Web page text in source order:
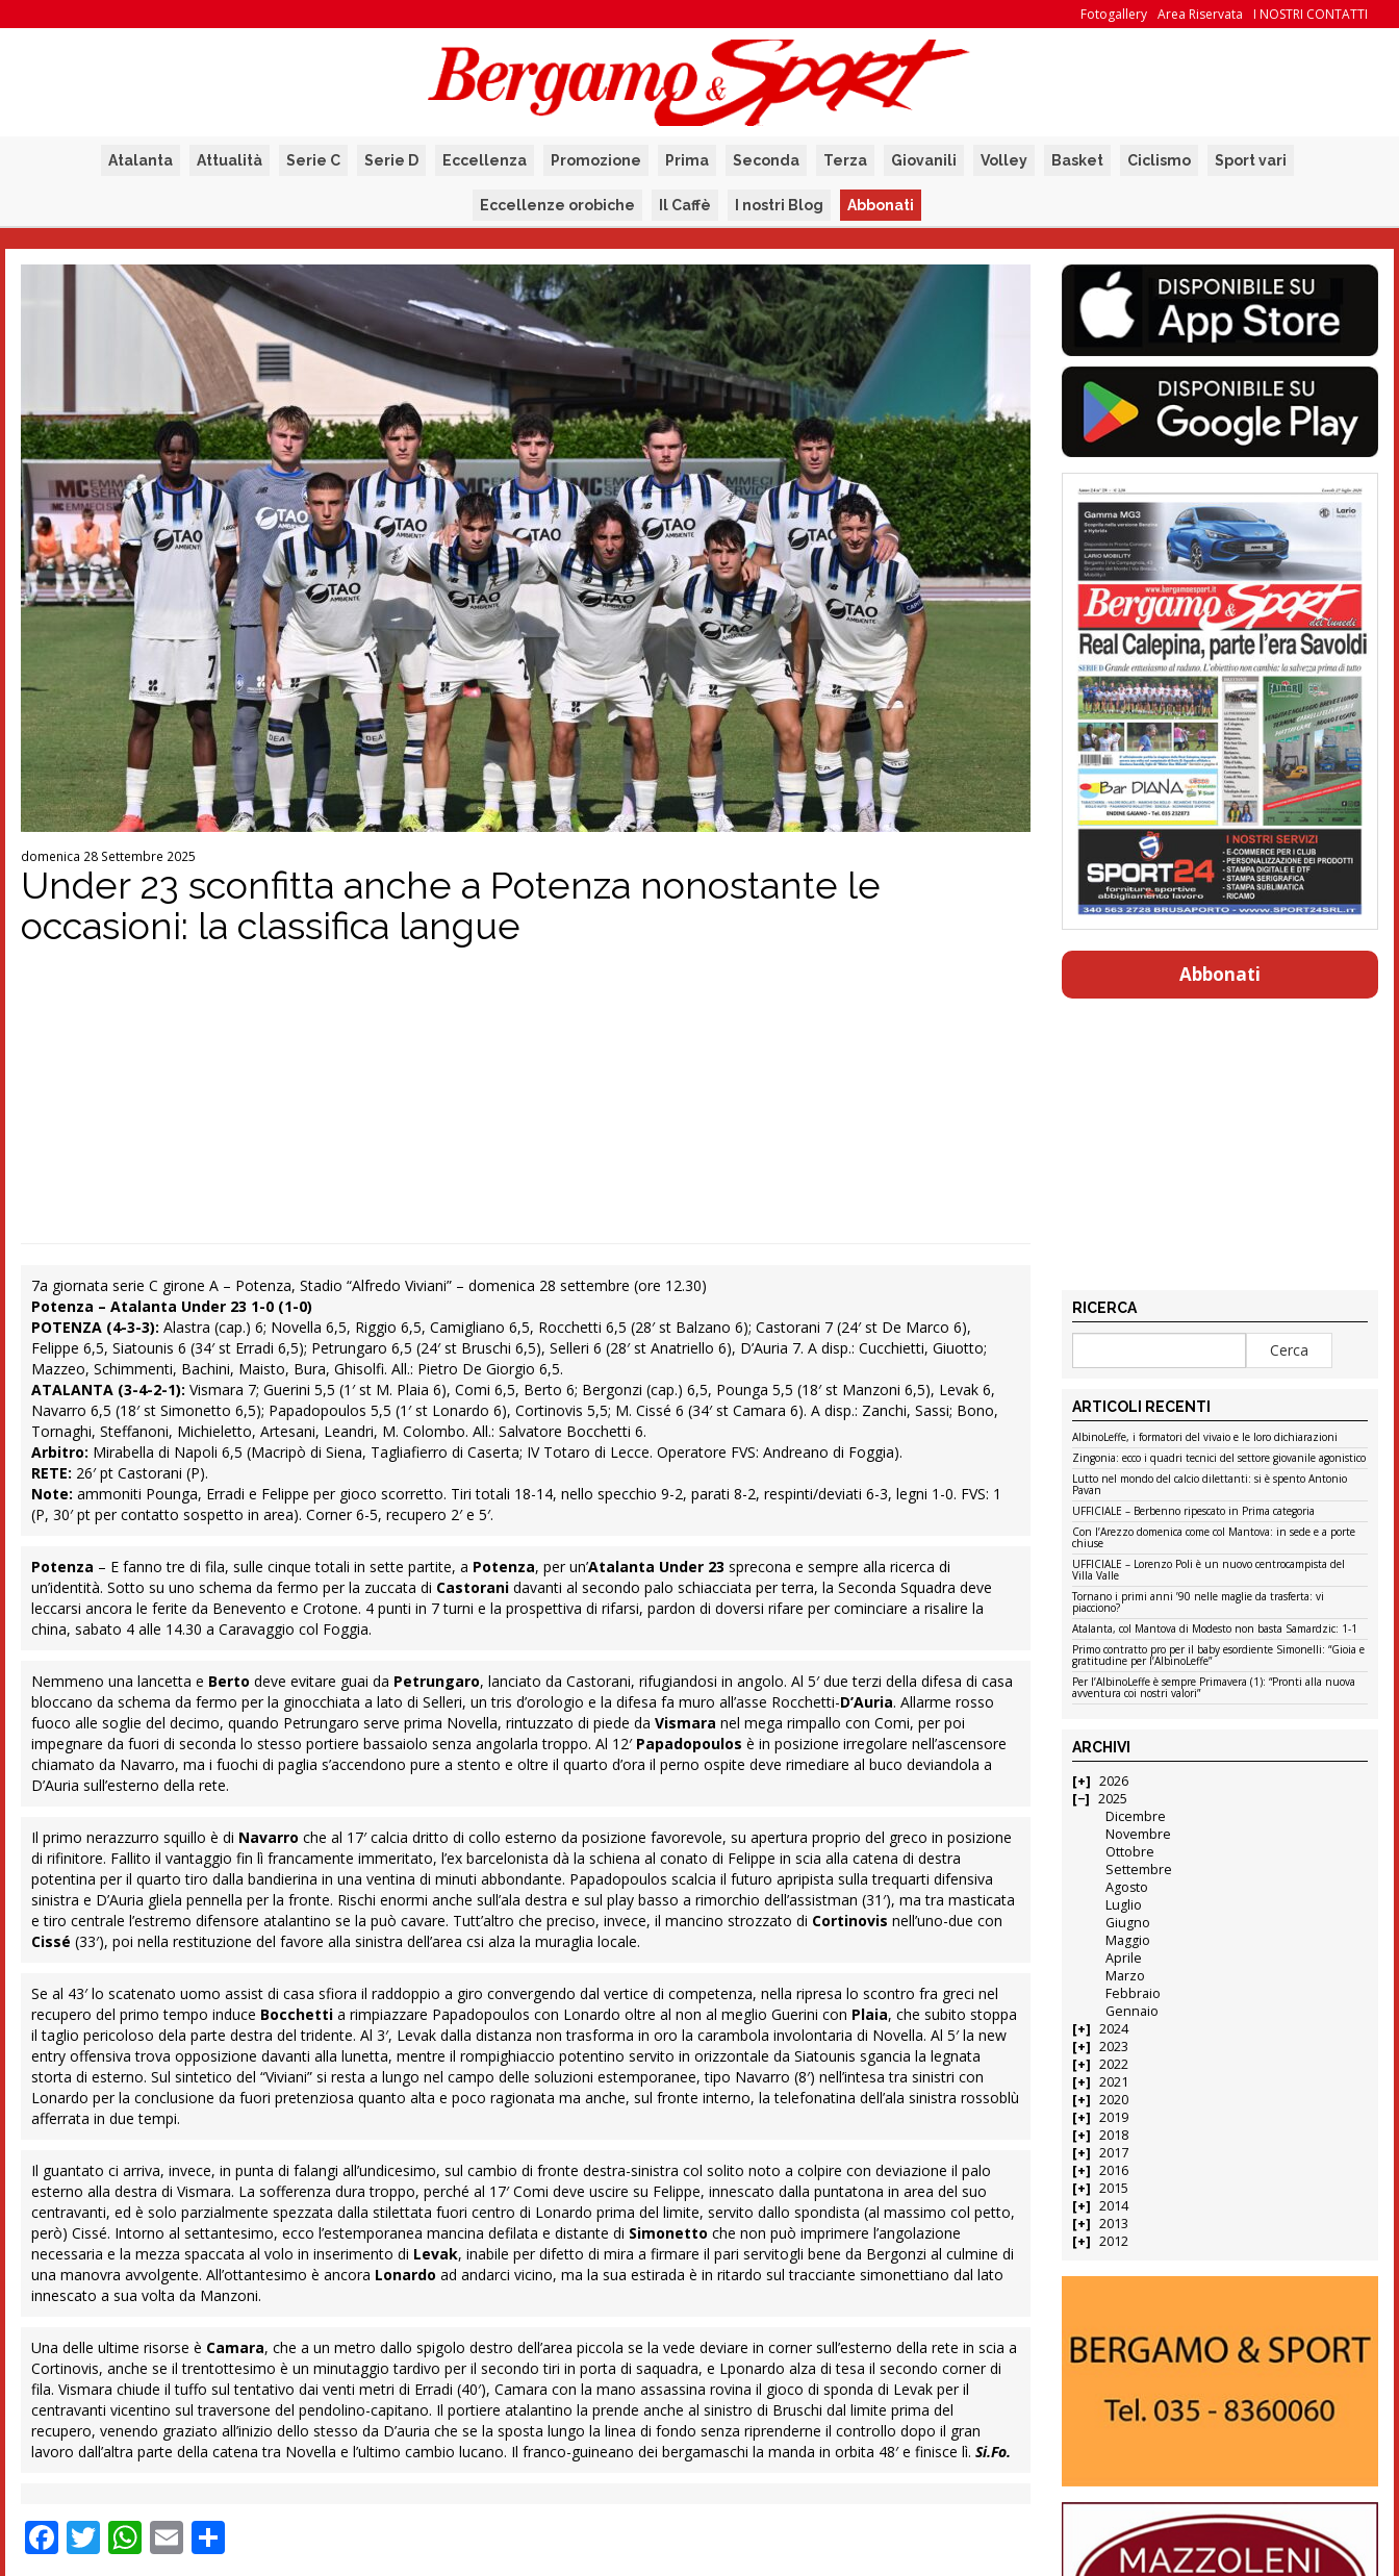
I NOSTRI CONTATTI
Area Riservata
Fotogallery
Atalanta Attualità Serie C Serie D Eccellenza Promozione Prima Seconda Terza Giovanili Volley Basket Ciclismo Sport vari
Eccellenze orobiche Il Caffè I nostri Blog Abbonati
domenica 28 Settembre 2025
Under 23 sconfitta anche a Potenza nonostante le
occasioni: la classifica langue
7a giornata serie C girone A – Potenza, Stadio “Alfredo Viviani” – domenica 28 settembre (ore 12.30)
Potenza – Atalanta Under 23 1-0 (1-0)
POTENZA (4-3-3): Alastra (cap.) 6; Novella 6,5, Riggio 6,5, Camigliano 6,5, Rocchetti 6,5 (28′ st Balzano 6); Castorani 7 (24′ st De Marco 6),
Felippe 6,5, Siatounis 6 (34′ st Erradi 6,5); Petrungaro 6,5 (24′ st Bruschi 6,5), Selleri 6 (28′ st Anatriello 6), D’Auria 7. A disp.: Cucchietti, Giuotto;
Mazzeo, Schimmenti, Bachini, Maisto, Bura, Ghisolfi. All.: Pietro De Giorgio 6,5.
ATALANTA (3-4-2-1): Vismara 7; Guerini 5,5 (1′ st M. Plaia 6), Comi 6,5, Berto 6; Bergonzi (cap.) 6,5, Pounga 5,5 (18′ st Manzoni 6,5), Levak 6,
Navarro 6,5 (18′ st Simonetto 6,5); Papadopoulos 5,5 (1′ st Lonardo 6), Cortinovis 5,5; M. Cissé 6 (34′ st Camara 6). A disp.: Zanchi, Sassi; Bono,
Tornaghi, Steffanoni, Michieletto, Artesani, Leandri, M. Colombo. All.: Salvatore Bocchetti 6.
Arbitro: Mirabella di Napoli 6,5 (Macripò di Siena, Tagliafierro di Caserta; IV Totaro di Lecce. Operatore FVS: Andreano di Foggia).
RETE: 26′ pt Castorani (P).
Note: ammoniti Pounga, Erradi e Felippe per gioco scorretto. Tiri totali 18-14, nello specchio 9-2, parati 8-2, respinti/deviati 6-3, legni 1-0. FVS: 1
(P, 30′ pt per contatto sospetto in area). Corner 6-5, recupero 2′ e 5′.
Potenza – E fanno tre di fila, sulle cinque totali in sette partite, a Potenza, per un’Atalanta Under 23 sprecona e sempre alla ricerca di
un’identità. Sotto su uno schema da fermo per la zuccata di Castorani davanti al secondo palo schiacciata per terra, la Seconda Squadra deve
leccarsi ancora le ferite da Benevento e Crotone. 4 punti in 7 turni e la prospettiva di rifarsi, pardon di doversi rifare per cominciare a risalire la
china, sabato 4 alle 14.30 a Caravaggio col Foggia.
Nemmeno una lancetta e Berto deve evitare guai da Petrungaro, lanciato da Castorani, rifugiandosi in angolo. Al 5′ due terzi della difesa di casa
bloccano da schema da fermo per la ginocchiata a lato di Selleri, un tris d’orologio e la difesa fa muro all’asse Rocchetti-D’Auria. Allarme rosso
fuoco alle soglie del decimo, quando Petrungaro serve prima Novella, rintuzzato di piede daVismara nel mega rimpallo con Comi, per poi
impegnare da fuori di seconda lo stesso portiere bassaiolo senza angolarla troppo. Al 12′ Papadopoulos è in posizione irregolare nell’ascensore
chiamato da Navarro, ma i fuochi di paglia s’accendono pure a stento e oltre il quarto d’ora il perno ospite deve rimediare al buco deviandola a
D’Auria sull’esterno della rete.
Il primo nerazzurro squillo è di Navarro che al 17′ calcia dritto di collo esterno da posizione favorevole, su apertura proprio del greco in posizione
di rifinitore. Fallito il vantaggio fin lì francamente immeritato, l’ex barcelonista dà la schiena al conato di Felippe in scia alla catena di destra
potentina per il quarto tiro dalla bandierina in una ventina di minuti abbondante. Papadopoulos scalcia il futuro apripista sulla trequarti difensiva
sinistra e D’Auria gliela pennella per la fronte. Rischi enormi anche sull’ala destra e sul play basso a rimorchio dell’assistman (31′), ma tra masticata
e tiro centrale l’estremo difensore atalantino se la può cavare. Tutt’altro che preciso, invece, il mancino strozzato di Cortinovis nell’uno-due con
Cissé (33′), poi nella restituzione del favore alla sinistra dell’area csi alza la muraglia locale.
Se al 43′ lo scatenato uomo assist di casa sfiora il raddoppio a giro convergendo dal vertice di competenza, nella ripresa lo scontro fra greci nel
recupero del primo tempo induce Bocchetti a rimpiazzare Papadopoulos con Lonardo oltre al non al meglio Guerini con Plaia, che subito stoppa
il taglio pericoloso dela parte destra del tridente. Al 3′, Levak dalla distanza non trasforma in oro la carambola involontaria di Novella. Al 5′ la new
entry offensiva trova opposizione davanti alla lunetta, mentre il rompighiaccio potentino servito in orizzontale da Siatounis sgancia la legnata
storta di esterno. Sul sintetico del “Viviani” si resta a lungo nel campo delle soluzioni estemporanee, tipo Navarro (8′) nell’intesa tra sinistri con
Lonardo per la conclusione da fuori pretenziosa quanto alta e poco ragionata ma anche, sul fronte interno, la telefonatina dell’ala sinistra rossoblù
afferrata in due tempi.
Il guantato ci arriva, invece, in punta di falangi all’undicesimo, sul cambio di fronte destra-sinistra col solito noto a colpire con deviazione il palo
esterno alla destra di Vismara. La sofferenza dura troppo, perché al 17′ Comi deve uscire su Felippe, innescato dalla puntatona in area del suo
centravanti, ed è solo parzialmente spezzata dalla stilettata fuori centro di Lonardo prima del limite, servito dallo spondista (al massimo col petto,
però) Cissé. Intorno al settantesimo, ecco l’estemporanea mancina defilata e distante di Simonetto che non può imprimere l’angolazione
necessaria e la mezza spaccata al volo in inserimento di Levak, inabile per difetto di mira a firmare il pari servitogli bene da Bergonzi al culmine di
una manovra avvolgente. All’ottantesimo è ancora Lonardo ad andarci vicino, ma la sua estirada è in ritardo sul tracciante simonettiano dal lato
innescato a sua volta da Manzoni.
Una delle ultime risorse è Camara, che a un metro dallo spigolo destro dell’area piccola se la vede deviare in corner sull’esterno della rete in scia a
Cortinovis, anche se il trentottesimo è un minutaggio tardivo per il secondo tiri in porta di saquadra, e Lponardo alza di tesa il secondo corner di
fila. Vismara chiude il tuffo sul tentativo dai venti metri di Erradi (40′), Camara con la mano assassina rovina il gioco di sponda di Levak per il
centravanti vicentino sul traversone del pendolino-capitano. Il portiere atalantino la prende anche al sinistro di Bruschi dal limite prima del
recupero, venendo graziato all’inizio dello stesso da D’auria che se la sposta lungo la linea di fondo senza riprenderne il controllo dopo il gran
lavoro dall’altra parte della catena tra Novella e l’ultimo cambio lucano. Il franco-guineano dei bergamaschi la manda in orbita 48′ e finisce lì.Si.Fo.
Facebook
Twitter
WhatsApp
Email
Abbonati
RICERCA
ARTICOLI RECENTI
AlbinoLeffe, i formatori del vivaio e le loro dichiarazioni
Zingonia: ecco i quadri tecnici del settore giovanile agonistico
Lutto nel mondo del calcio dilettanti: si è spento Antonio
Pavan
UFFICIALE – Berbenno ripescato in Prima categoria
Con l’Arezzo domenica come col Mantova: in sede e a porte
chiuse
UFFICIALE – Lorenzo Poli è un nuovo centrocampista del
Villa Valle
Tornano i primi anni ’90 nelle maglie da trasferta: vi
piacciono?
Atalanta, col Mantova di Modesto non basta Samardzic: 1-1
Primo contratto pro per il baby esordiente Simonelli: “Gioia e
gratitudine per l’AlbinoLeffe”
Per l’AlbinoLeffe è sempre Primavera (1): “Pronti alla nuova
avventura coi nostri valori”
ARCHIVI
2026
2025
Dicembre
Novembre
Ottobre
Settembre
Agosto
Luglio
Giugno
Maggio
Aprile
Marzo
Febbraio
Gennaio
2024
2023
2022
2021
2020
2019
2018
2017
2016
2015
2014
2013
2012